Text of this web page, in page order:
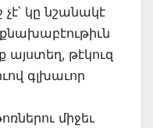
կը նշանակէ
այստեղ, թէկուզ
գլխաւոր
միջեւ